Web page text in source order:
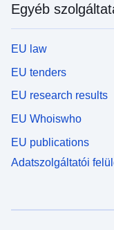
Egyéb
EU law
EU tenders
EU research results
EU Whoiswho
EU publications
Adatszolgáltatói